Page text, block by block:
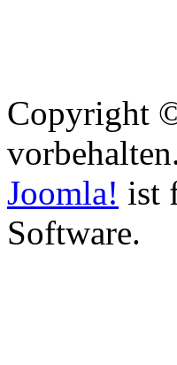
Copyright
Joomla! ist
Software.